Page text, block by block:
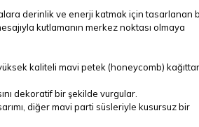
derinlik ve enerji katmak için tasarlanan
kutlamanın merkez noktası olmaya
kaliteli mavi petek (honeycomb)
dekoratif bir şekilde vurgular.
diğer mavi parti süsleriyle kusursuz bir